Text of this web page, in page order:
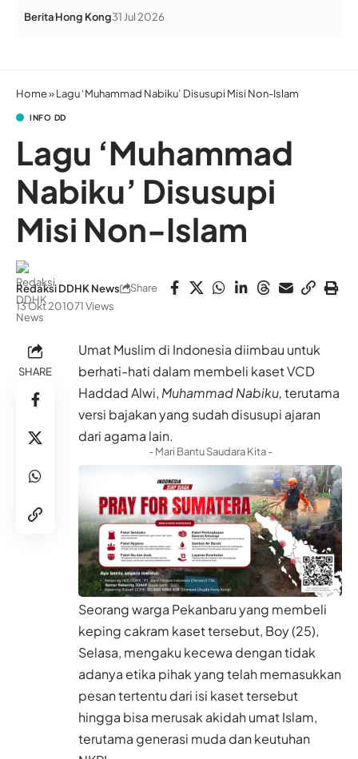
BeritaHong Kong31 Jul 2026
Home»Lagu ‘Muhammad Nabiku’ Disusupi Misi Non-Islam
INFO DD
Lagu ‘Muhammad
Nabiku’ Disusupi
Misi Non-Islam
Redaksi DDHK News
13 Okt 201071 Views
Share
SHARE
Umat Muslim di Indonesia diimbau untuk
berhati-hati dalam membeli kaset VCD
Haddad Alwi, Muhammad Nabiku,terutama
versi bajakan yang sudah disusupi ajaran
dari agama lain.
- Mari Bantu Saudara Kita -
Seorang warga Pekanbaru yang membeli
keping cakram kaset tersebut, Boy (25),
Selasa, mengaku kecewa dengan tidak
adanya etika pihak yang telah memasukkan
pesan tertentu dari isi kaset tersebut
hingga bisa merusak akidah umat Islam,
terutama generasi muda dan keutuhan